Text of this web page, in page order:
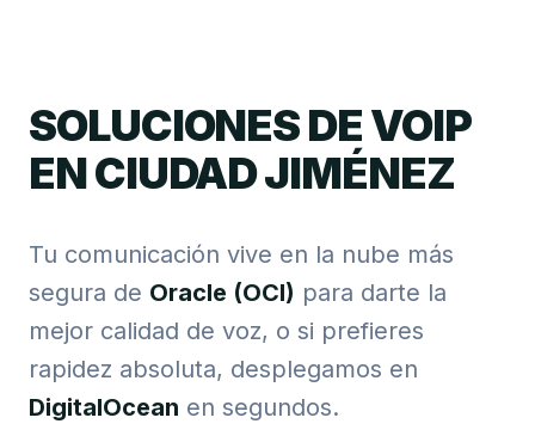
SOLUCIONES DE VOIP
EN CIUDAD JIMÉNEZ
Tu comunicación vive en la nube más
segura de Oracle (OCI) para darte la
mejor calidad de voz, o si prefieres
rapidez absoluta, desplegamos en
DigitalOcean en segundos.